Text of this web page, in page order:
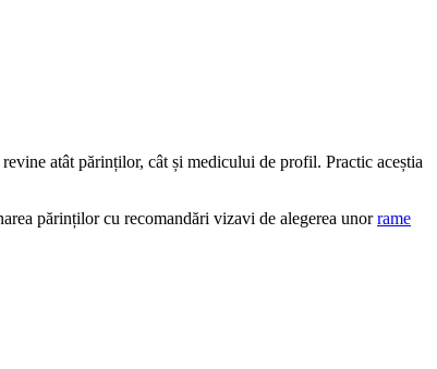
atât părinților, cât și medicului de profil. Practic aceștia
părinților cu recomandări vizavi de alegerea unorrame